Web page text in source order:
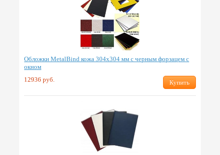
Обложки MetalBind кожа 304х304 мм с черным форзацем с
окном
12936 руб.
Купить